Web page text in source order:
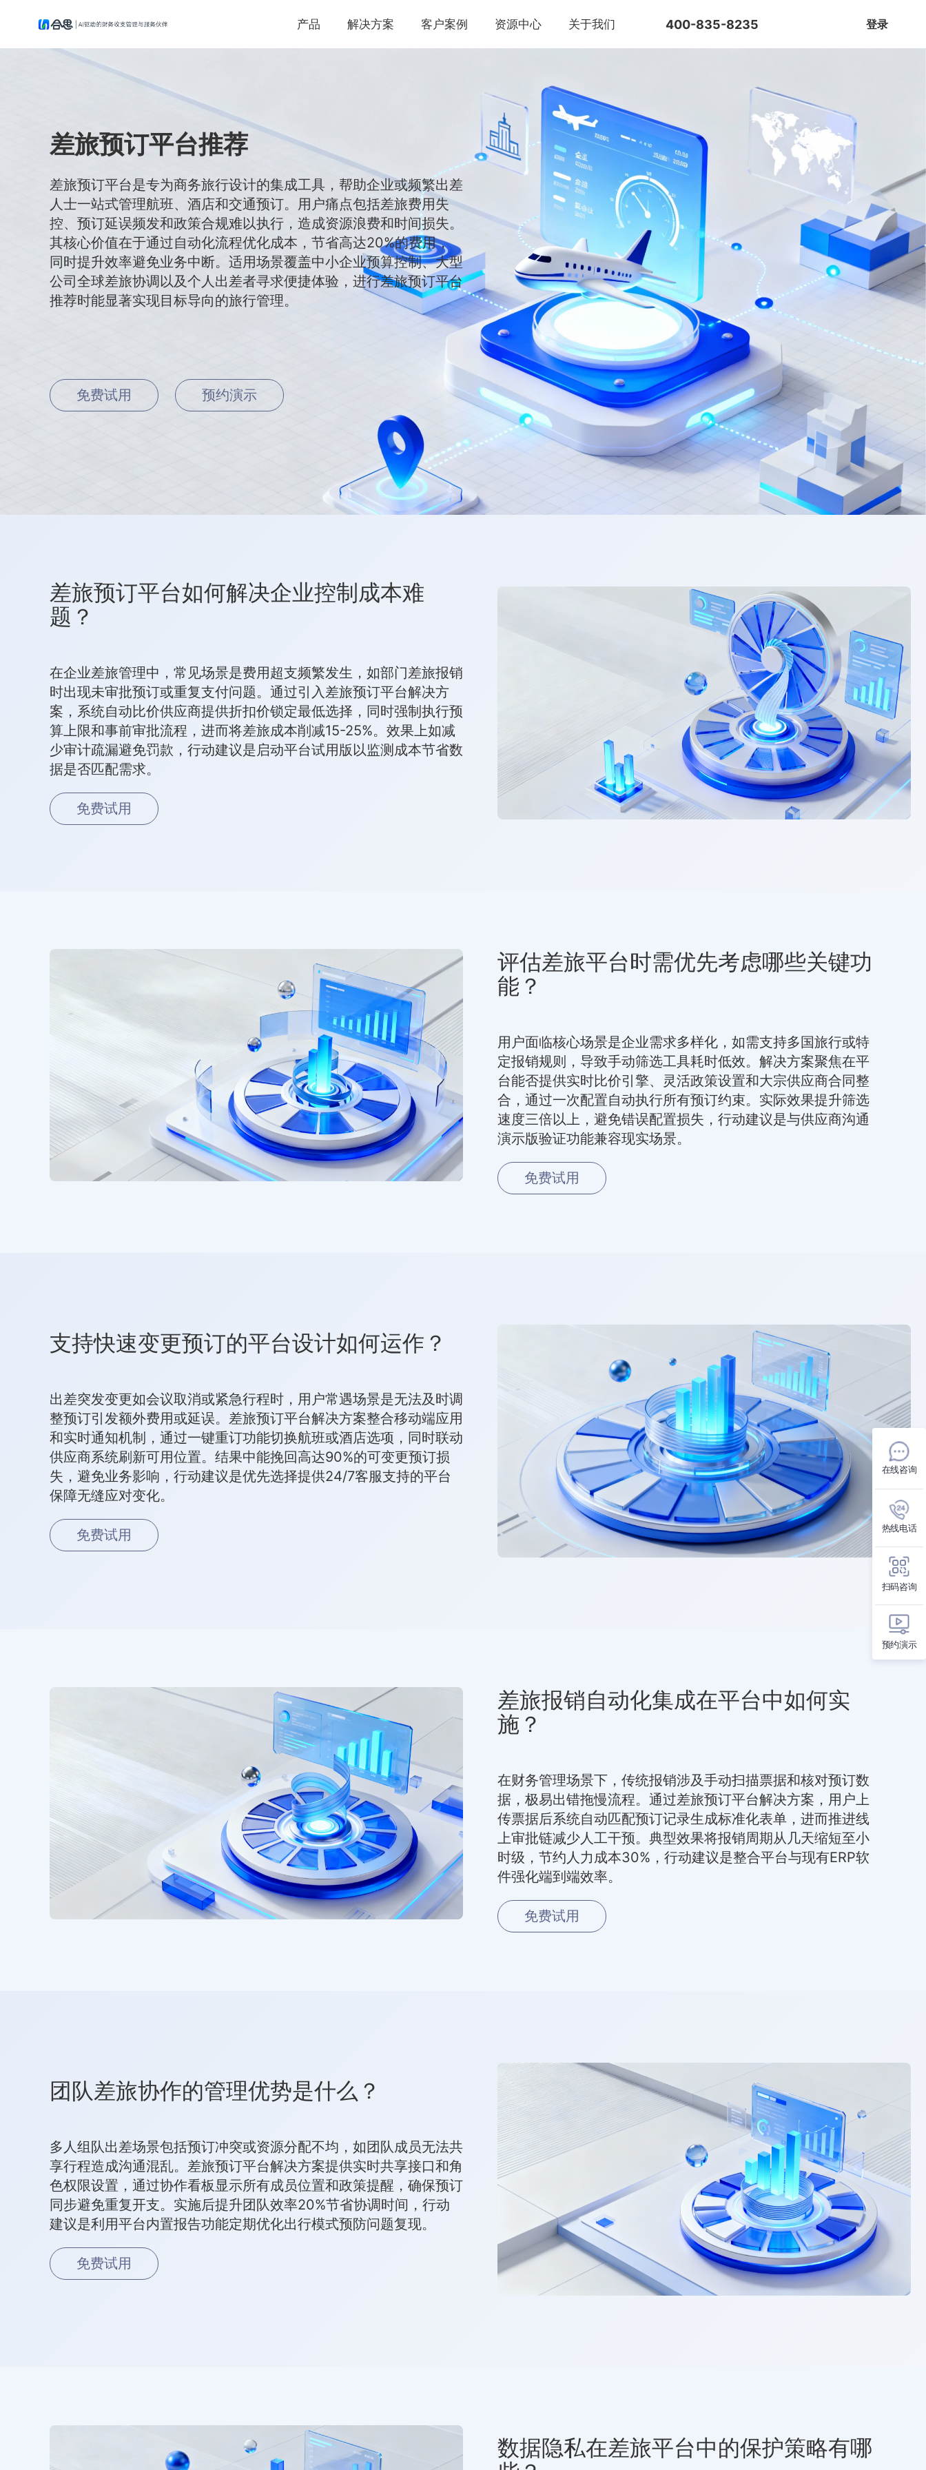
产品 解决方案 客户案例 资源中心 关于我们 400-835-8235 登录
差旅预订平台推荐
差旅预订平台是专为商务旅行设计的集成工具，帮助企业或频繁出差
人士一站式管理航班、酒店和交通预订。用户痛点包括差旅费用失
控、预订延误频发和政策合规难以执行，造成资源浪费和时间损失。
其核心价值在于通过自动化流程优化成本，节省高达20%的费用，
同时提升效率避免业务中断。适用场景覆盖中小企业预算控制、大型
公司全球差旅协调以及个人出差者寻求便捷体验，进行差旅预订平台
推荐时能显著实现目标导向的旅行管理。
免费试用 预约演示
差旅预订平台如何解决企业控制成本难
题？
在企业差旅管理中，常见场景是费用超支频繁发生，如部门差旅报销
时出现未审批预订或重复支付问题。通过引入差旅预订平台解决方
案，系统自动比价供应商提供折扣价锁定最低选择，同时强制执行预
算上限和事前审批流程，进而将差旅成本削减15-25%。效果上如减
少审计疏漏避免罚款，行动建议是启动平台试用版以监测成本节省数
据是否匹配需求。
免费试用
评估差旅平台时需优先考虑哪些关键功
能？
用户面临核心场景是企业需求多样化，如需支持多国旅行或特
定报销规则，导致手动筛选工具耗时低效。解决方案聚焦在平
台能否提供实时比价引擎、灵活政策设置和大宗供应商合同整
合，通过一次配置自动执行所有预订约束。实际效果提升筛选
速度三倍以上，避免错误配置损失，行动建议是与供应商沟通
演示版验证功能兼容现实场景。
免费试用
支持快速变更预订的平台设计如何运作？
出差突发变更如会议取消或紧急行程时，用户常遇场景是无法及时调
整预订引发额外费用或延误。差旅预订平台解决方案整合移动端应用
和实时通知机制，通过一键重订功能切换航班或酒店选项，同时联动
供应商系统刷新可用位置。结果中能挽回高达90%的可变更预订损
失，避免业务影响，行动建议是优先选择提供24/7客服支持的平台
保障无缝应对变化。
免费试用
差旅报销自动化集成在平台中如何实
施？
在财务管理场景下，传统报销涉及手动扫描票据和核对预订数
据，极易出错拖慢流程。通过差旅预订平台解决方案，用户上
传票据后系统自动匹配预订记录生成标准化表单，进而推进线
上审批链减少人工干预。典型效果将报销周期从几天缩短至小
时级，节约人力成本30%，行动建议是整合平台与现有ERP软
件强化端到端效率。
免费试用
团队差旅协作的管理优势是什么？
多人组队出差场景包括预订冲突或资源分配不均，如团队成员无法共
享行程造成沟通混乱。差旅预订平台解决方案提供实时共享接口和角
色权限设置，通过协作看板显示所有成员位置和政策提醒，确保预订
同步避免重复开支。实施后提升团队效率20%节省协调时间，行动
建议是利用平台内置报告功能定期优化出行模式预防问题复现。
免费试用
数据隐私在差旅平台中的保护策略有哪
在线咨询
热线电话
扫码咨询
预约演示